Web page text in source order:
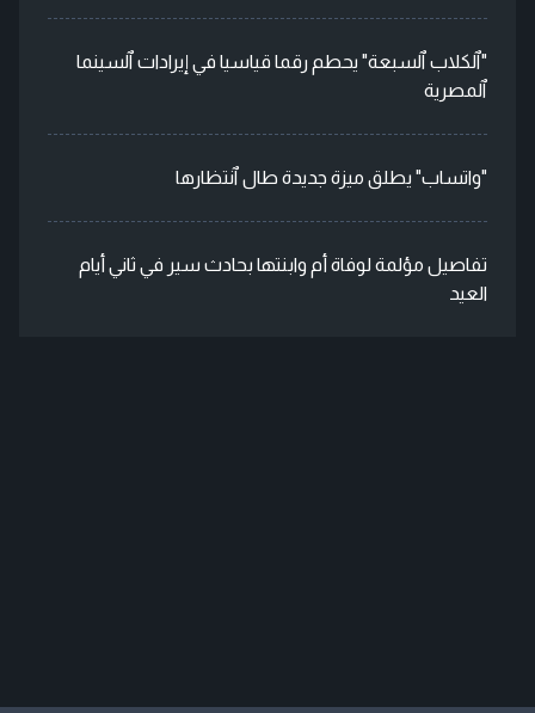
"ٱلكلاب ٱلسبعة" يحطم رقما قياسيا في إيرادات ٱلسينما
ٱلمصرية
"واتساب" يطلق ميزة جديدة طال ٱنتظارها
تفاصيل مؤلمة لوفاة أم وابنتها بحادث سير في ثاني أيام
العيد